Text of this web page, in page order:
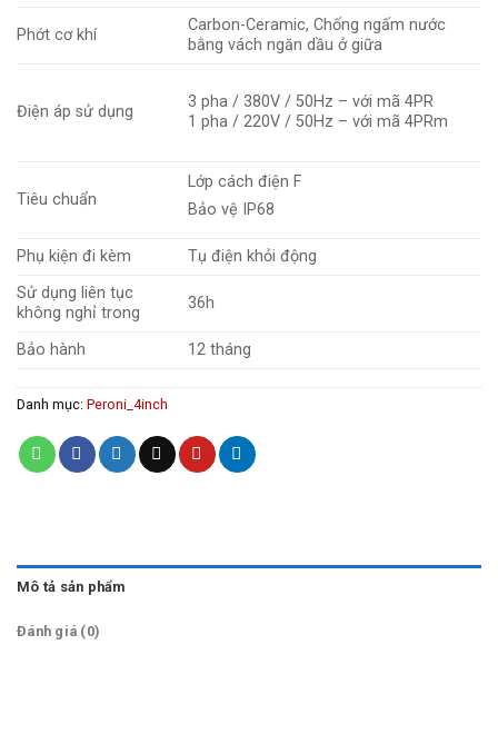
Phớt cơ khí
Carbon-Ceramic, Chống ngấm nước
bằng vách ngăn dầu ở giữa
Điện áp sử dụng
3 pha / 380V / 50Hz – với mã 4PR
1 pha / 220V / 50Hz – với mã 4PRm
Tiêu chuẩn
Lớp cách điện F
Bảo vệ IP68
Phụ kiện đi kèm
Tụ điện khỏi động
Sử dụng liên tục
không nghỉ trong
36h
Bảo hành 12 tháng
Danh mục: Peroni_4inch
Mô tả sản phẩm
Đánh giá (0)